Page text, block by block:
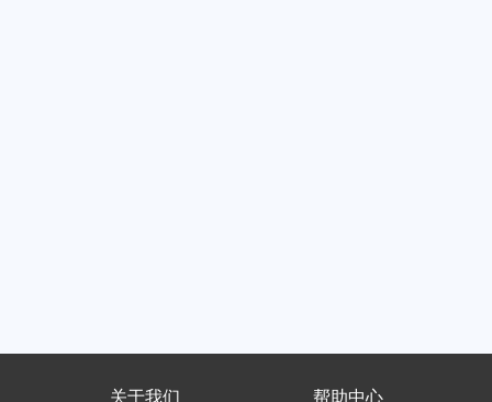
关于我们 帮助中心